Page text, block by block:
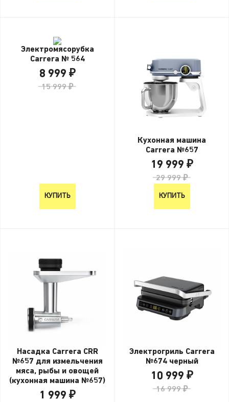
Электромясорубка
Carrera № 564
8 999 ₽
15 999 ₽
КУПИТЬ
Кухонная машина
Carrera №657
19 999 ₽
29 999 ₽
КУПИТЬ
Насадка Carrera CRR
№657 для измельчения
мяса, рыбы и овощей
(кухонная машина №657)
1 999 ₽
Электрогриль Carrera
№674 черный
10 999 ₽
16 999 ₽